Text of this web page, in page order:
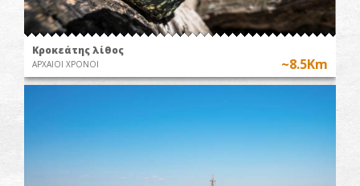
Κροκεάτης λίθος
ΑΡΧΑΙΟΙ ΧΡΟΝΟΙ ~8.5Km